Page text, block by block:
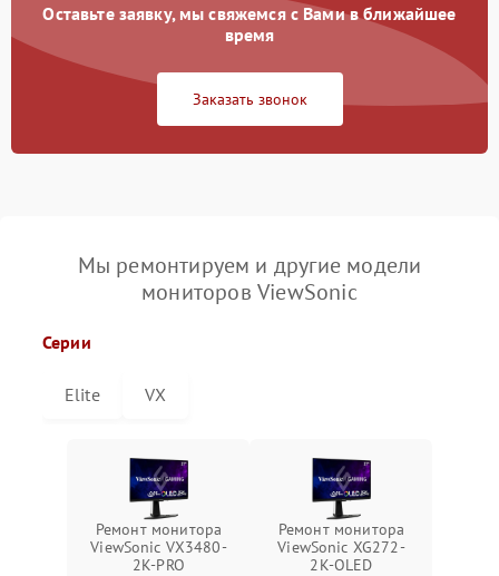
Оставьте заявку, мы свяжемся с Вами в ближайшее
время
Заказать звонок
Мы ремонтируем и другие модели
мониторов ViewSonic
Серии
Elite VX
Ремонт монитора
ViewSonic VX3480-
2K-PRO
Ремонт монитора
ViewSonic XG272-
2K-OLED